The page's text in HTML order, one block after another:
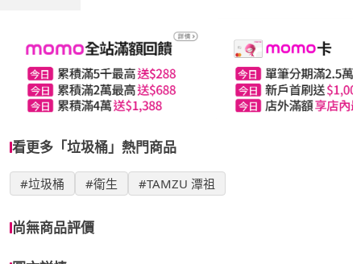
看更多「垃圾桶」熱門商品
#垃圾桶 #衛生 #TAMZU 潭祖
尚無商品評價